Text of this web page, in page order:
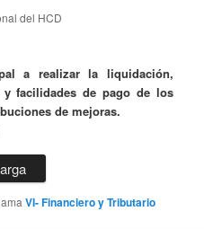
del HCD
a realizar la liquidación,
facilidades de pago de los
de mejoras.
VI- Financiero y Tributario